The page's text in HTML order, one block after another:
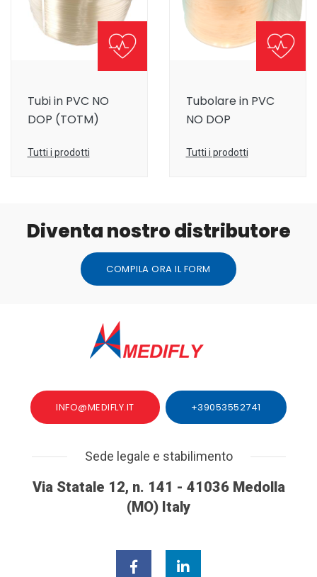
Tubi in PVC NO
DOP (TOTM)
Tutti i prodotti
Tubolare in PVC
NO DOP
Tutti i prodotti
Diventa nostro distributore
COMPILA ORA IL FORM
INFO@MEDIFLY.IT +39053552741
Sede legale e stabilimento
Via Statale 12, n. 141 - 41036 Medolla
(MO) Italy